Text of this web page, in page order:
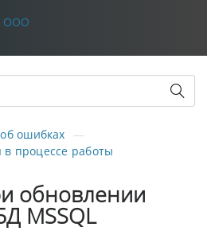
ошибках
процессе работы
обновлении
MSSQL